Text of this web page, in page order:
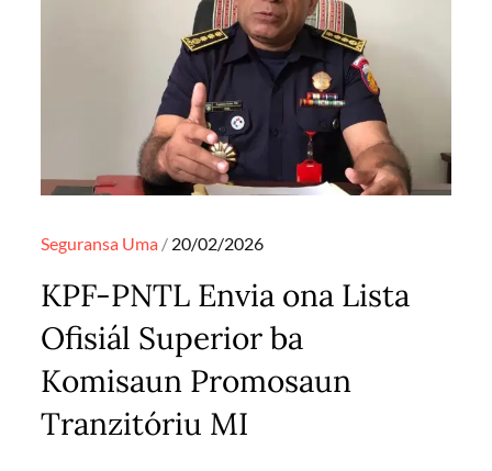
Seguransa Uma Posted
20/02/2026
KPF-PNTL Envia ona Lista
Ofisiál Superior ba
Komisaun Promosaun
Tranzitóriu MI